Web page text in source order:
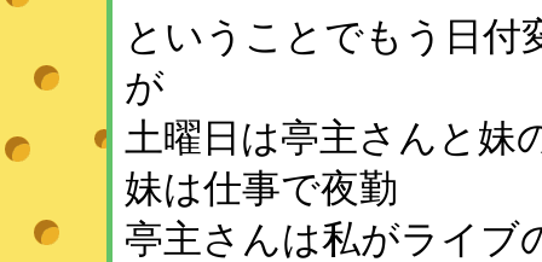
ということでもう日付
が
土曜日は亭主さんと妹
妹は仕事で夜勤
亭主さんは私がライブ